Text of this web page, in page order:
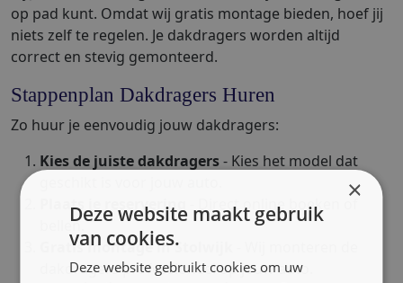
op pad kunt. Omdat wij gratis montage bieden, hoef jij
niets zelf te regelen. Je dakdragers worden altijd
correct en stevig gemonteerd.
Stappenplan Dakdragers Huren
Zo huur je eenvoudig jouw dakdragers:
Kies de juiste dakdragers- Kies het model dat
Plaats je reservering
- Direct online boeken of
bellen.
Gratis montage in Stolwijk
dakdragers professioneel op jouw auto.
×
Deze website maakt gebruik
van cookies.
Deze website gebruikt cookies om uw